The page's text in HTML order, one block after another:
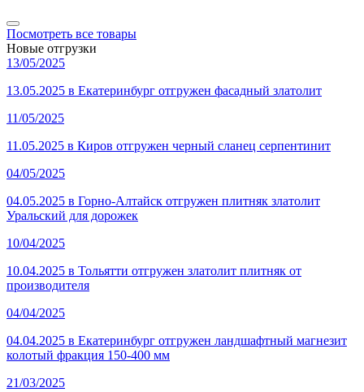
Посмотреть все товары
Новые отгрузки
13/05/2025
13.05.2025 в Екатеринбург отгружен фасадный златолит
11/05/2025
11.05.2025 в Киров отгружен черный сланец серпентинит
04/05/2025
04.05.2025 в Горно-Алтайск отгружен плитняк златолит
Уральский для дорожек
10/04/2025
10.04.2025 в Тольятти отгружен златолит плитняк от
производителя
04/04/2025
04.04.2025 в Екатеринбург отгружен ландшафтный магнезит
колотый фракция 150-400 мм
21/03/2025